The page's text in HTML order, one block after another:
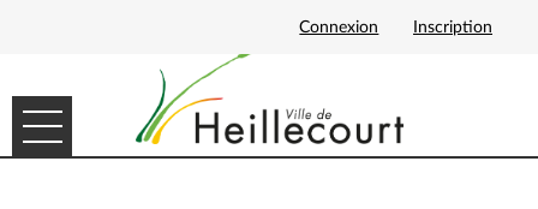
Connexion Inscription
Ouvrir le menu